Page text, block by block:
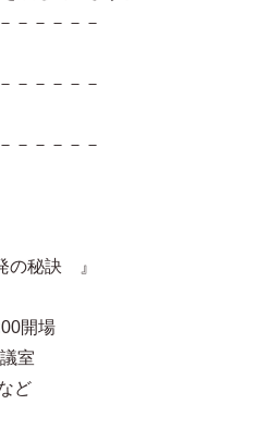
－－－－－
－－－－－
－－－－－
の秘訣 』
開場
室
ど